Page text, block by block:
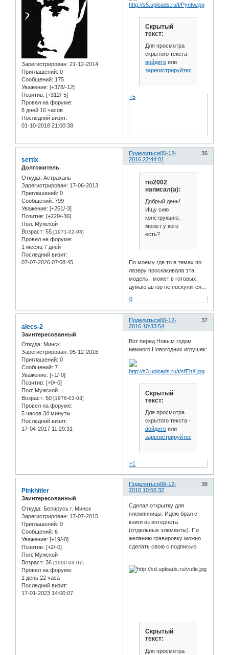
Зарегистрирован: 21-12-2014
Приглашений: 0
Сообщений: 175
Уважение: [+378/-12]
Позитив: [+312/-5]
Провел на форуме:
8 дней 16 часов
Последний визит:
01-10-2018 21:00:38
Скрытый
текст:
Для просмотра
скрытого текста -
войдитеили
зарегистрируйтесь
+5
Поделиться 36
05-12-
2016 22:44:01
sertix
Долгожитель
Откуда: Астрахань
Зарегистрирован: 17-06-2013
Приглашений: 0
Сообщений: 799
Уважение: [+251/-3]
Позитив: [+229/-36]
Пол: Мужской
Возраст: 55 [1971-02-03]
Провел на форуме:
1 месяц 7 дней
Последний визит:
07-07-2026 07:08:45
rio2002
написал(а):
Добрый день!
Ищу сию
конструкцию,
может у кого
есть?
По моему где то в темах по
лазеру проскакивала эта
модель, может в готовых,
думаю автор не поскупится...
0
Поделиться 37
06-12-
2016 10:33:54
alecs-2
Заинтересованный
Откуда: Минск
Зарегистрирован: 05-12-2016
Приглашений: 0
Сообщений: 7
Уважение: [+1/-0]
Позитив: [+0/-0]
Пол: Мужской
Возраст: 50 [1976-03-03]
Провел на форуме:
5 часов 34 минуты
Последний визит:
17-04-2017 11:29:31
Вот перед Новым годом
немного Новогодних игрушек:
Скрытый
текст:
Для просмотра
скрытого текста -
войдитеили
зарегистрируйтесь
+1
Поделиться 38
06-12-
2016 10:56:32
Pinkhitler
Заинтересованный
Откуда: Беларусь г. Минск
Зарегистрирован: 17-07-2015
Приглашений: 0
Сообщений: 6
Уважение: [+19/-0]
Позитив: [+2/-0]
Пол: Мужской
Возраст: 36 [1990-03-07]
Провел на форуме:
1 день 22 часа
Последний визит:
17-01-2023 14:00:07
Сделал открытку для
племянницы. Идею брал с
книги из интернета
(отдельные элементы). По
желанию гравировку можно
сделать свою с подписью.
Скрытый
текст:
Для просмотра